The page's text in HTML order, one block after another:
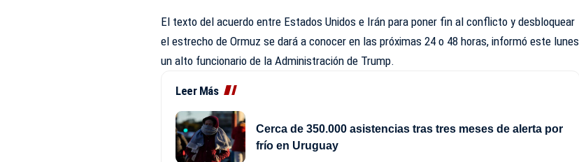
El texto del acuerdo entre Estados Unidos e Irán para poner fin al conflicto y desbloquear
el estrecho de Ormuz se dará a conocer en las próximas 24 o 48 horas, informó este lunes
un alto funcionario de la Administración de Trump.
Leer Más
Cerca de 350.000 asistencias tras tres meses de alerta por
frío en Uruguay